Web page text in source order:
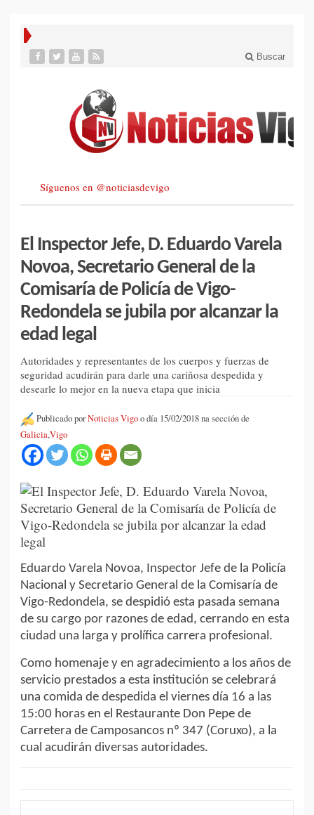
Buscar
Síguenos en @noticiasdevigo
El Inspector Jefe, D. Eduardo Varela
Novoa, Secretario General de la
Comisaría de Policía de Vigo-
Redondela se jubila por alcanzar la
edad legal
Autoridades y representantes de los cuerpos y fuerzas de
seguridad acudirán para darle una cariñosa despedida y
desearle lo mejor en la nueva etapa que inicia
Publicado porNoticias Vigoo día 15/02/2018 na sección de
Galicia,Vigo
Eduardo Varela Novoa, Inspector Jefe de la Policía
Nacional y Secretario General de la Comisaría de
Vigo-Redondela, se despidió esta pasada semana
de su cargo por razones de edad, cerrando en esta
ciudad una larga y prolífica carrera profesional.
Como homenaje y en agradecimiento a los años de
servicio prestados a esta institución se celebrará
una comida de despedida el viernes día 16 a las
15:00 horas en el Restaurante Don Pepe de
Carretera de Camposancos nº 347 (Coruxo), a la
cual acudirán diversas autoridades.